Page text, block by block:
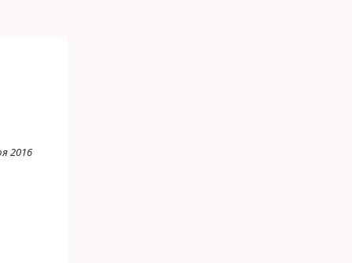
2016